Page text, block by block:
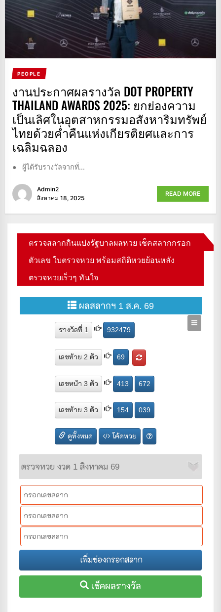
PEOPLE
งานประกาศผลรางวัล DOT PROPERTY
THAILAND AWARDS 2025: ยกย่องความ
เป็นเลิศในอุตสาหกรรมอสังหาริมทรัพย์
ไทยด้วยค่ำคืนแห่งเกียรติยศและการ
เฉลิมฉลอง
● ผู้ได้รับรางวัลจากทั่...
Admin2
สิงหาคม 18, 2025
READ MORE
ตรวจสลากกินแบ่งรัฐบาลผลหวย เช็คสลากกรอก
ตัวเลข ใบตรวจหวย พร้อมสถิติหวยย้อนหลัง
ตรวจหวยเร็วๆ ทันใจ